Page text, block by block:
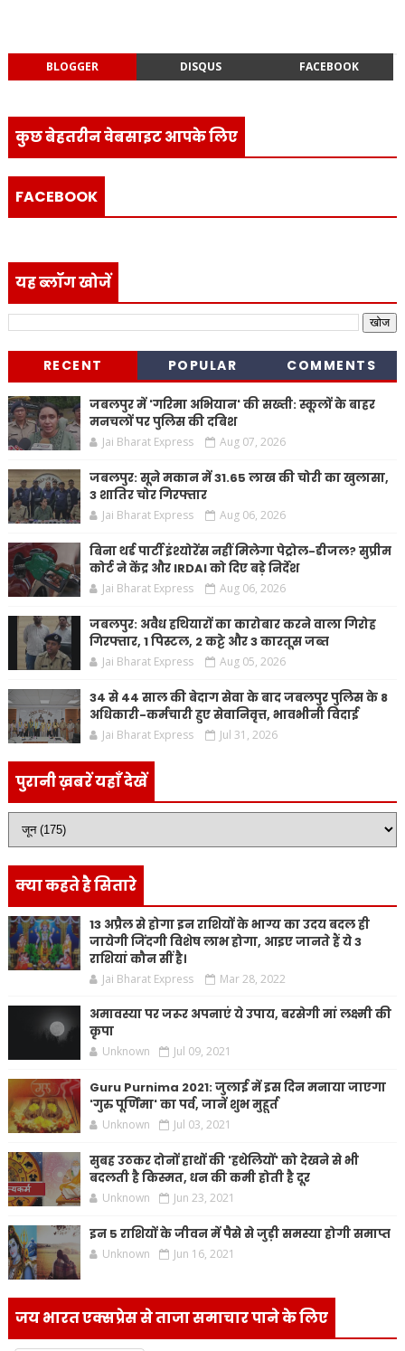
BLOGGER DISQUS FACEBOOK
कुछ बेहतरीन वेबसाइट आपके लिए
FACEBOOK
यह ब्लॉग खोजें
RECENT POPULAR COMMENTS
जबलपुर में 'गरिमा अभियान' की सख्ती: स्कूलों के बाहर
मनचलों पर पुलिस की दबिश
Jai Bharat Express Aug 07, 2026
जबलपुर: सूने मकान में 31.65 लाख की चोरी का खुलासा,
3 शातिर चोर गिरफ्तार
Jai Bharat Express Aug 06, 2026
बिना थर्ड पार्टी इंश्योरेंस नहीं मिलेगा पेट्रोल-डीजल? सुप्रीम
कोर्ट ने केंद्र और IRDAI को दिए बड़े निर्देश
Jai Bharat Express Aug 06, 2026
जबलपुर: अवैध हथियारों का कारोबार करने वाला गिरोह
गिरफ्तार, 1 पिस्टल, 2 कट्टे और 3 कारतूस जब्त
Jai Bharat Express Aug 05, 2026
34 से 44 साल की बेदाग सेवा के बाद जबलपुर पुलिस के 8
अधिकारी-कर्मचारी हुए सेवानिवृत्त, भावभीनी विदाई
Jai Bharat Express Jul 31, 2026
पुरानी ख़बरें यहाँ देखें
क्या कहते है सितारे
13 अप्रैल से होगा इन राशियों के भाग्य का उदय बदल ही
जायेगी जिंदगी विशेष लाभ होगा, आइए जानते हैं ये 3
राशियां कौन सीं है।
Jai Bharat Express Mar 28, 2022
अमावस्या पर जरूर अपनाएं ये उपाय, बरसेगी मां लक्ष्मी की
कृपा
Unknown Jul 09, 2021
Guru Purnima 2021: जुलाई में इस दिन मनाया जाएगा
'गुरु पूर्णिमा' का पर्व, जानें शुभ मुहूर्त
Unknown Jul 03, 2021
सुबह उठकर दोनों हाथों की 'हथेलियों' को देखने से भी
बदलती है किस्मत, धन की कमी होती है दूर
Unknown Jun 23, 2021
इन 5 राशियों के जीवन में पैसे से जुड़ी समस्या होगी समाप्त
Unknown Jun 16, 2021
जय भारत एक्सप्रेस से ताजा समाचार पाने के लिए